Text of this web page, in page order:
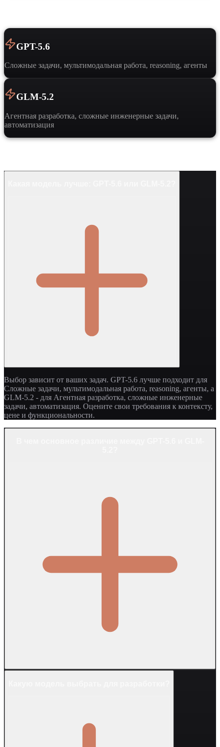
GPT-5.6
Сложные задачи, мультимодальная работа, reasoning, агенты
GLM-5.2
Агентная разработка, сложные инженерные задачи,
автоматизация
Выбор зависит от ваших задач. GPT-5.6 лучше подходит для
Сложные задачи, мультимодальная работа, reasoning, агенты, а
GLM-5.2 - для Агентная разработка, сложные инженерные
задачи, автоматизация. Оцените свои требования к контексту,
цене и функциональности.